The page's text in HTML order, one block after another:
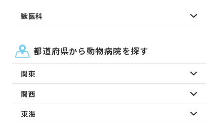
獣医科
都道府県から動物病院を探す
関東
関西
東海